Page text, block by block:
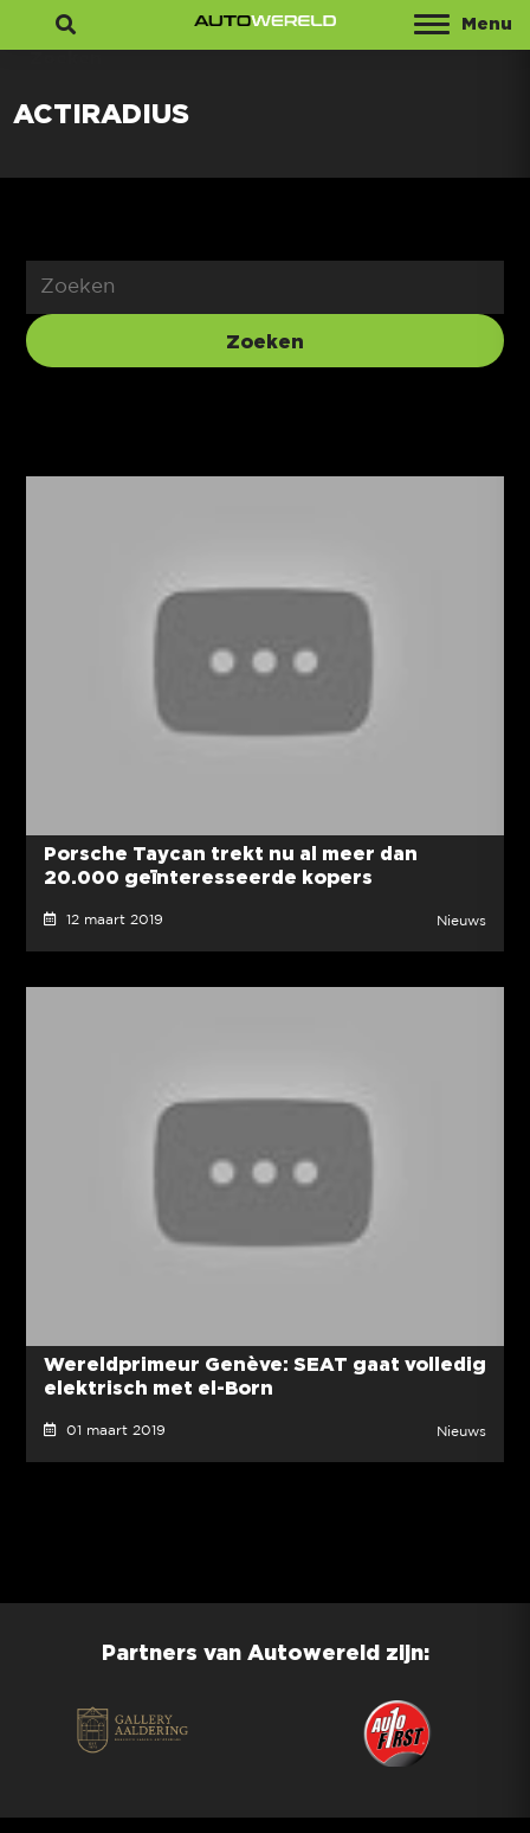
Menu
ACTIRADIUS
Porsche Taycan trekt nu al meer dan
20.000 geïnteresseerde kopers
12 maart 2019 Nieuws
Wereldprimeur Genève: SEAT gaat volledig
elektrisch met el-Born
01 maart 2019 Nieuws
Partners van Autowereld zijn: